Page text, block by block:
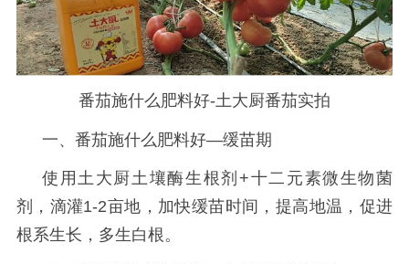
番茄施什么肥料好-土大厨番茄实拍
一、 番茄施什么肥料好—缓苗期
使用土大厨土壤酶生根剂 +十二元素微生物菌
剂，滴灌1-2亩地，加快缓苗时间，提高地温，促进
根系生长，多生白根。